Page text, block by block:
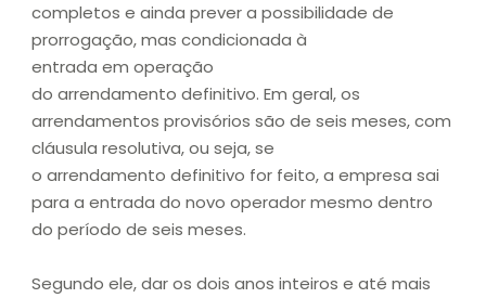
completos e ainda prever a possibilidade de
prorrogação, mas condicionada à
entrada em operação
do arrendamento definitivo. Em geral, os
arrendamentos provisórios são de seis meses, com
cláusula resolutiva, ou seja, se
o arrendamento definitivo for feito, a empresa sai
para a entrada do novo operador mesmo dentro
do período de seis meses.
Segundo ele, dar os dois anos inteiros e até mais